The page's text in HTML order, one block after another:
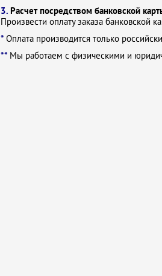
3. Расчет посредством банковской
Произвести оплату заказа
* Оплата производится только
** Мы работаем с физическими и